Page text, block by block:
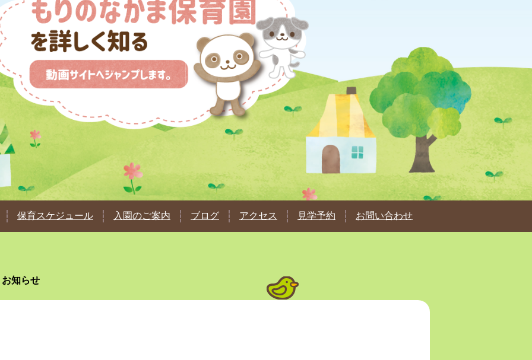
保育スケジュール 入園のご案内 ブログ アクセス 見学予約 お問い合わせ
お知らせ